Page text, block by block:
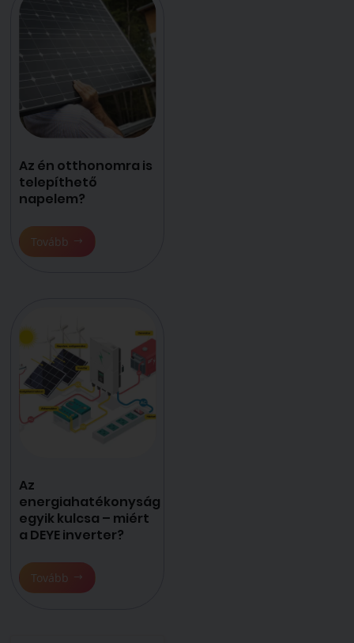
Az én otthonomra is
telepíthető
napelem?
Tovább
Az
energiahatékonyság
egyik kulcsa – miért
a DEYE inverter?
Tovább